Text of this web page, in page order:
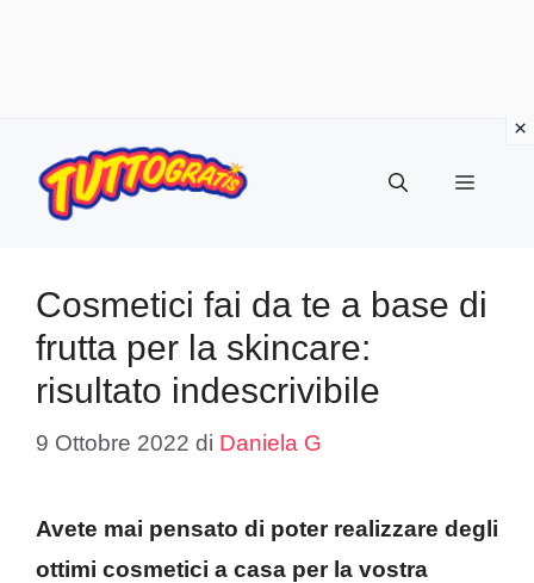
contenuto
Menu
Cosmetici fai da te a base di
frutta per la skincare:
risultato indescrivibile
9 Ottobre 2022 di Daniela G
Avete mai pensato di poter realizzare degli
ottimi cosmetici a casa per la vostra